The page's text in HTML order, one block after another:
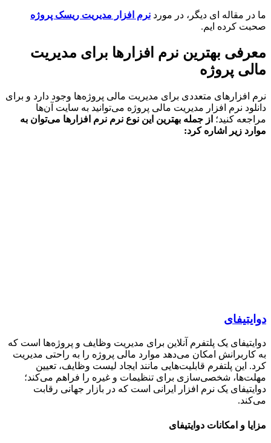
مقاله ای دیگر، در موردنرم افزار مدیریت ریسک پروژه
کرده ایم.
بهترین نرم افزارها برای مدیریت
پروژه
متعددی برای مدیریت مالی پروژه‌ها وجود دارد و برای
نرم افزار مدیریت مالی پروژه می‌توانید به سایت آن‌ها
کنید؛از جمله بهترین این نوع نرم نرم افزارها می‌توان به
زیر اشاره کرد:
یک پلتفرم آنلاین برای مدیریت وظایف و پروژه‌ها است که
امکان می‌دهد موارد مالی پروژه را به راحتی مدیریت
این پلتفرم قابلیت‌هایی مانند ایجاد لیست وظایف، تعیین
شخصی‌سازی برای تنظیمات و غیره را فراهم می‌کند؛
یک نرم افزار ایرانی است که در بازار جهانی رقابت
و امکانات دوایتیفای